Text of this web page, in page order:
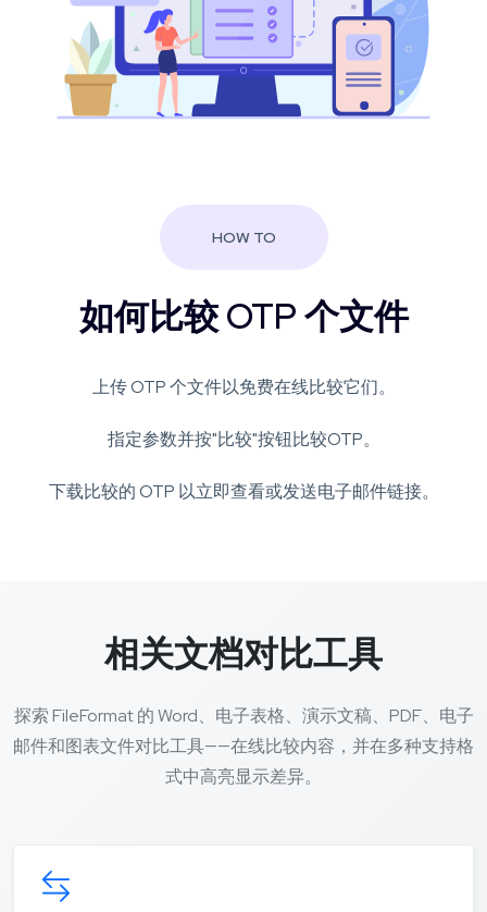
HOW TO
如何比较 OTP 个文件
上传 OTP 个文件以免费在线比较它们。
指定参数并按"比较"按钮比较OTP。
下载比较的 OTP 以立即查看或发送电子邮件链接。
相关文档对比工具
探索 FileFormat 的 Word、电子表格、演示文稿、PDF、电子
邮件和图表文件对比工具——在线比较内容，并在多种支持格
式中高亮显示差异。